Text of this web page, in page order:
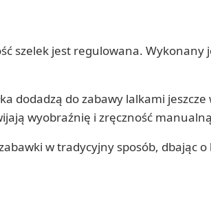
szelek jest regulowana. Wykonany
dodadzą do zabawy lalkami
wyobraźnię i zręczność
w tradycyjny sposób, dbając o